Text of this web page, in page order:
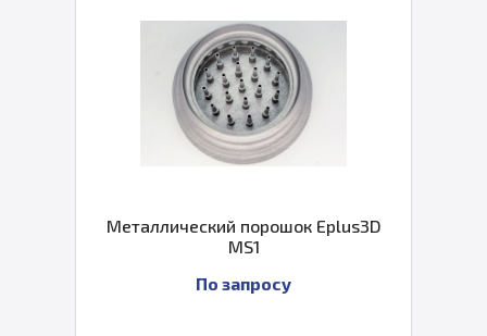
Металлический порошок Eplus3D
MS1
По запросу